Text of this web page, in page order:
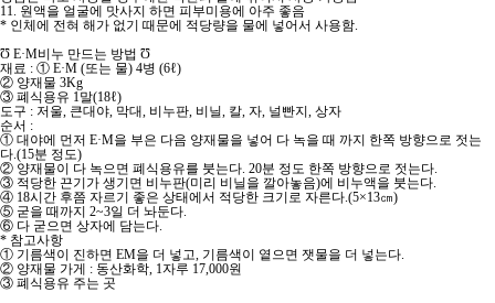
11. 원액을 얼굴에 맛사지 하면 피부미용에 아주 좋음
* 인체에 전혀 해가 없기 때문에 적당량을 물에 넣어서 사용함.
Ʊ E·M비누 만드는 방법 Ʊ
재료 : ① E·M (또는 물) 4병 (6ℓ)
② 양재물 3Kg
③ 폐식용유 1말(18ℓ)
도구 : 저울, 큰대야, 막대, 비누판, 비닐, 칼, 자, 널빤지, 상자
순서 :
① 대야에 먼저 E·M을 부은 다음 양재물을 넣어 다 녹을 때 까지 한쪽 방향으로 젓는
다.(15분 정도)
② 양재물이 다 녹으면 폐식용유를 붓는다. 20분 정도 한쪽 방향으로 젓는다.
③ 적당한 끈기가 생기면 비누판(미리 비닐을 깔아놓음)에 비누액을 붓는다.
④ 18시간 후쯤 자르기 좋은 상태에서 적당한 크기로 자른다.(5×13㎝)
⑤ 굳을 때까지 2~3일 더 놔둔다.
⑥ 다 굳으면 상자에 담는다.
* 참고사항
① 기름색이 진하면 EM을 더 넣고, 기름색이 옅으면 잿물을 더 넣는다.
② 양재물 가게 : 동산화학, 1자루 17,000원
③ 폐식용유 주는 곳